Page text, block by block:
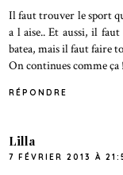
Il faut trouver le sport
a l aise.. Et aussi, il
batea, mais il faut faire
On continues comme ça
RÉPONDRE
Lilla
7 FÉVRIER 2013 À